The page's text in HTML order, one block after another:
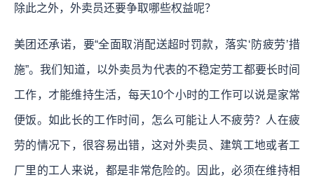
除此之外，外卖员还要争取哪些权益呢？
美团还承诺，要“全面取消配送超时罚款，落实‘防疲劳’措
施”。我们知道，以外卖员为代表的不稳定劳工都要长时间
工作，才能维持生活，每天10个小时的工作可以说是家常
便饭。 如此长的工作时间，怎么可能让人不疲劳？人在疲
劳的情况下，很容易出错，这对外卖员、建筑工地或者工
厂里的工人来说，都是非常危险的。因此，必须在维持相